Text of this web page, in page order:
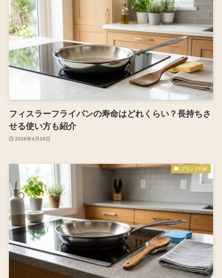
フィスラーフライパンの寿命はどれくらい？長持ちさ
せる使い方も紹介
2026年4月16日
ブランド比較